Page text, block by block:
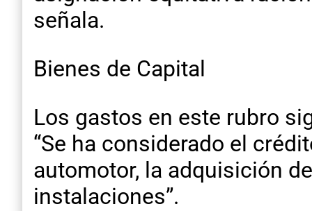
señala.
Bienes de Capital
Los gastos en este rubro
“Se ha considerado el
automotor, la adquisición
instalaciones”.